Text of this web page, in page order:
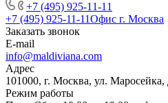
+7 (495) 925-11-11
+7 (495) 925-11-11Офис г. Москва
Заказать звонок
E-mail
info@maldiviana.com
Адрес
101000, г. Москва, ул.
Режим работы